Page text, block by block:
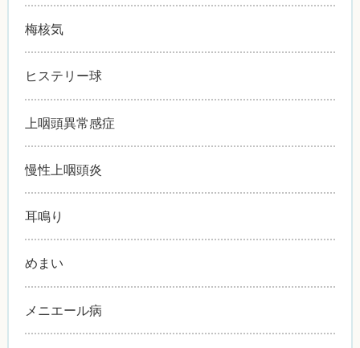
梅核気
ヒステリー球
上咽頭異常感症
慢性上咽頭炎
耳鳴り
めまい
メニエール病